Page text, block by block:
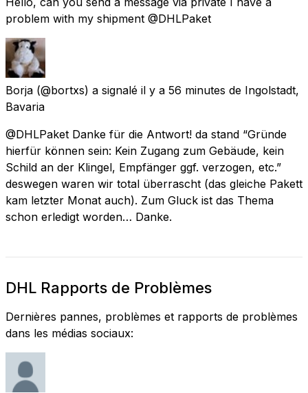
problem with my shipment @DHLPaket
Borja (@bortxs) a signalé il y a 56 minutes de Ingolstadt,
Bavaria
@DHLPaket Danke für die Antwort! da stand “Gründe
hierfür können sein: Kein Zugang zum Gebäude, kein
Schild an der Klingel, Empfänger ggf. verzogen, etc.”
deswegen waren wir total überrascht (das gleiche Pakett
kam letzter Monat auch). Zum Gluck ist das Thema
schon erledigt worden… Danke.
DHL Rapports de Problèmes
Dernières pannes, problèmes et rapports de problèmes
dans les médias sociaux: